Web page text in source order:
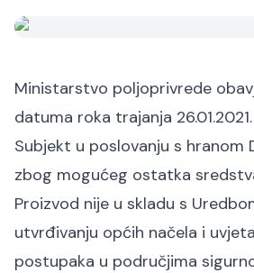
Ministarstvo poljoprivrede
datuma roka trajanja 26.01.2021.
Subjekt u poslovanju s
zbog mogućeg ostatka
Proizvod nije u skladu s
utvrđivanju općih načela i
postupaka u područjima